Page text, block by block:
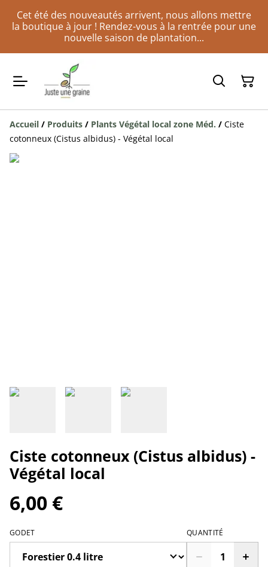
Cet été des nouveautés arrivent, nous allons mettre
la boutique à jour ! Rendez-vous à la rentrée pour une
nouvelle saison de plantation...
Accueil / Produits / Plants Végétal local zone Méd. / Ciste
cotonneux (Cistus albidus) - Végétal local
Ciste cotonneux (Cistus albidus) -
Végétal local
6,00 €
GODET QUANTITÉ